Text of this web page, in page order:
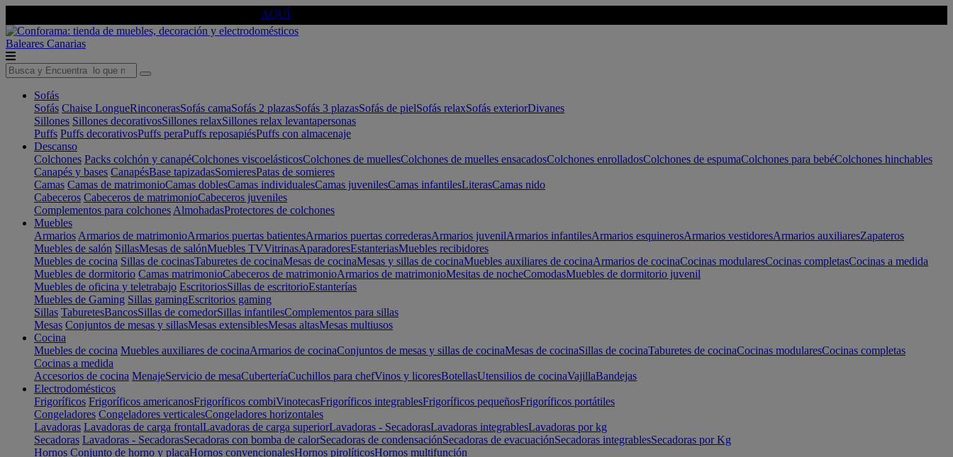
AQUÍ
Baleares Canarias
Sofás
Sofás Chaise LongueRinconerasSofás camaSofás 2 plazasSofás 3 plazasSofás de pielSofás relaxSofás exteriorDivanes
Sillones Sillones decorativosSillones relaxSillones relax levantapersonas
Puffs Puffs decorativosPuffs peraPuffs reposapiésPuffs con almacenaje
Descanso
Colchones Packs colchón y canapéColchones viscoelásticosColchones de muellesColchones de muelles ensacadosColchones enrolladosColchones de espumaColchones para bebéColchones hinchables
Canapés y bases CanapésBase tapizadasSomieresPatas de somieres
Camas Camas de matrimonioCamas doblesCamas individualesCamas juvenilesCamas infantilesLiterasCamas nido
Cabeceros Cabeceros de matrimonioCabeceros juveniles
Complementos para colchones AlmohadasProtectores de colchones
Muebles
Armarios Armarios de matrimonioArmarios puertas batientesArmarios puertas correderasArmarios juvenilArmarios infantilesArmarios esquinerosArmarios vestidoresArmarios auxiliaresZapateros
Muebles de salón SillasMesas de salónMuebles TVVitrinasAparadoresEstanteriasMuebles recibidores
Muebles de cocina Sillas de cocinasTaburetes de cocinaMesas de cocinaMesas y sillas de cocinaMuebles auxiliares de cocinaArmarios de cocinaCocinas modularesCocinas completasCocinas a medida
Muebles de dormitorio Camas matrimonioCabeceros de matrimonioArmarios de matrimonioMesitas de nocheComodasMuebles de dormitorio juvenil
Muebles de oficina y teletrabajo EscritoriosSillas de escritorioEstanterías
Muebles de Gaming Sillas gamingEscritorios gaming
Sillas TaburetesBancosSillas de comedorSillas infantilesComplementos para sillas
Mesas Conjuntos de mesas y sillasMesas extensiblesMesas altasMesas multiusos
Cocina
Muebles de cocina Muebles auxiliares de cocinaArmarios de cocinaConjuntos de mesas y sillas de cocinaMesas de cocinaSillas de cocinaTaburetes de cocinaCocinas modularesCocinas completas
Cocinas a medida
Accesorios de cocina MenajeServicio de mesaCuberteríaCuchillos para chefVinos y licoresBotellasUtensilios de cocinaVajillaBandejas
Electrodomésticos
Frigoríficos Frigoríficos americanosFrigoríficos combiVinotecasFrigoríficos integrablesFrigoríficos pequeñosFrigoríficos portátiles
Congeladores Congeladores verticalesCongeladores horizontales
Lavadoras Lavadoras de carga frontalLavadoras de carga superiorLavadoras - SecadorasLavadoras integrablesLavadoras por kg
Secadoras Lavadoras - SecadorasSecadoras con bomba de calorSecadoras de condensaciónSecadoras de evacuaciónSecadoras integrablesSecadoras por Kg
Hornos Conjunto de horno y placaHornos convencionalesHornos pirolíticosHornos multifunción